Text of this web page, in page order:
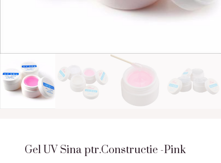
Gel UV Sina ptr.Constructie -Pink